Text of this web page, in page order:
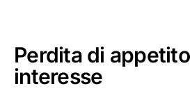
Perdita di
interesse